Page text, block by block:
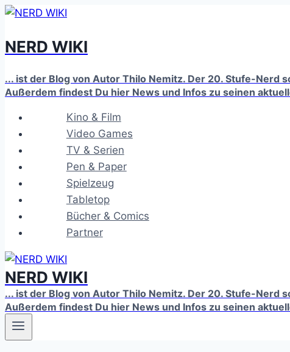
Zum
springen
NERD WIKI
... ist der Blog von Autor Thilo Nemitz. Der 20. Stufe-Nerd
Außerdem findest Du hier News und Infos zu seinen
Kino & Film
Video Games
TV & Serien
Pen & Paper
Spielzeug
Tabletop
Bücher & Comics
Partner
NERD WIKI
... ist der Blog von Autor Thilo Nemitz. Der 20. Stufe-Nerd
Außerdem findest Du hier News und Infos zu seinen